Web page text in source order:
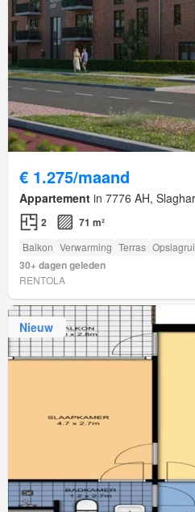
€ 1.275/maand
Appartement in 7776 AH,
2 71 m²
Balkon Verwarming Terras
30+ dagen geleden
RENTOLA
Nieuw